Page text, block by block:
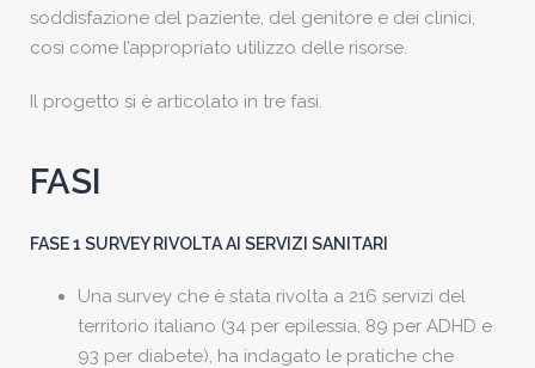
soddisfazione del paziente, del genitore e dei clinici,
così come l’appropriato utilizzo delle risorse.
Il progetto si è articolato in tre fasi.
FASI
FASE 1 SURVEY RIVOLTA AI SERVIZI SANITARI
Una survey che è stata rivolta a 216 servizi del
territorio italiano (34 per epilessia, 89 per ADHD e
93 per diabete), ha indagato le pratiche che